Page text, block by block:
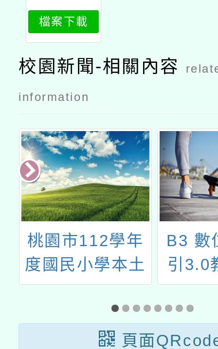
「小學英
檢」（gept
kids）辦理
筆試及口試
測驗公文
檔案下載
校園新聞-相關內容
information
B3 數位教學指
引3.0教師培力
工作坊
平鎮
科技
七月
隊「
造所
頁面